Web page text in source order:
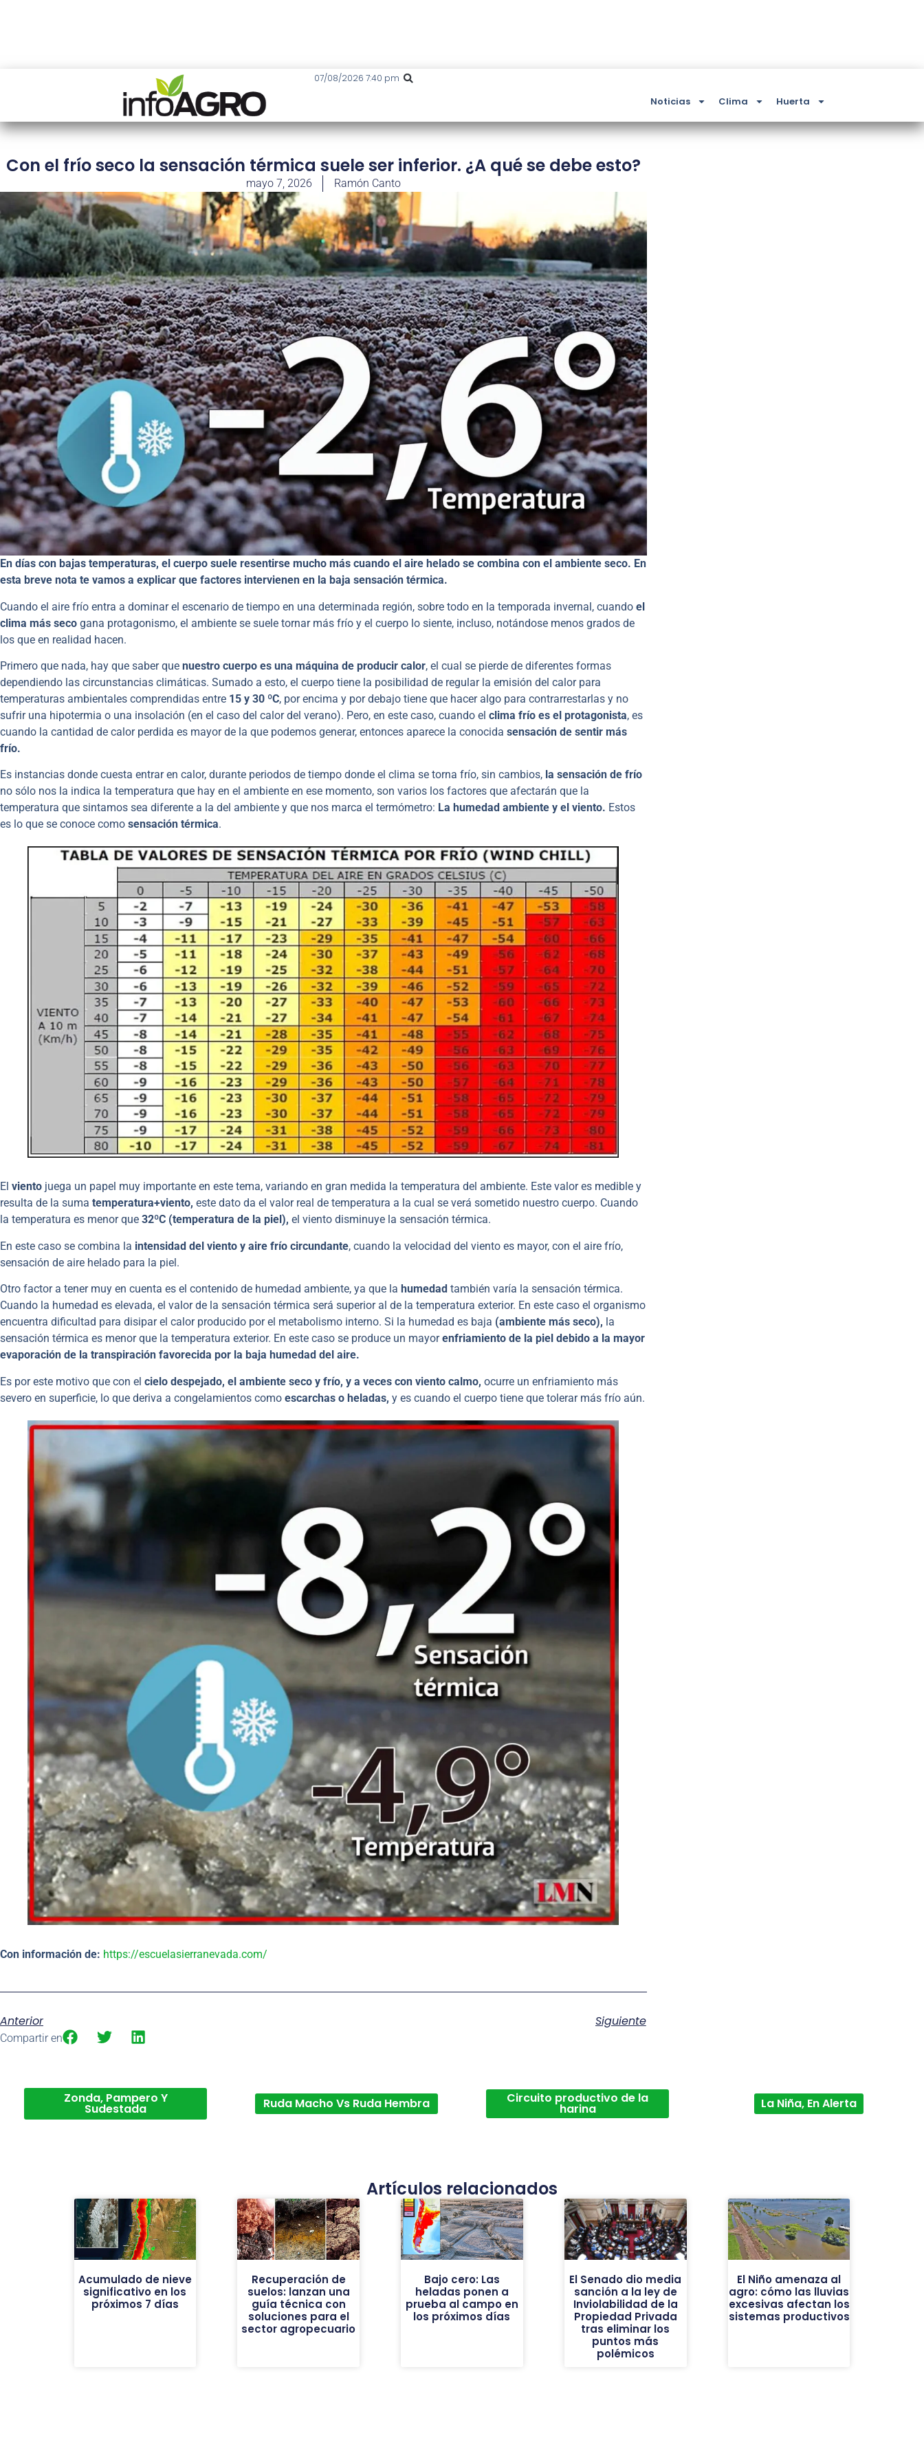
07/08/2026 7:40 pm
Noticias Clima Huerta
Con el frío seco la sensación térmica suele ser inferior. ¿A qué se debe esto?
mayo 7, 2026 Ramón Canto
En días con bajas temperaturas, el cuerpo suele resentirse mucho más cuando el aire helado se combina con el ambiente seco. En
esta breve nota te vamos a explicar que factores intervienen en la baja sensación térmica.
Cuando el aire frío entra a dominar el escenario de tiempo en una determinada región, sobre todo en la temporada invernal, cuando el
clima más seco gana protagonismo, el ambiente se suele tornar más frío y el cuerpo lo siente, incluso, notándose menos grados de
los que en realidad hacen.
Primero que nada, hay que saber que nuestro cuerpo es una máquina de producir calor, el cual se pierde de diferentes formas
dependiendo las circunstancias climáticas. Sumado a esto, el cuerpo tiene la posibilidad de regular la emisión del calor para
temperaturas ambientales comprendidas entre 15 y 30 ºC, por encima y por debajo tiene que hacer algo para contrarrestarlas y no
sufrir una hipotermia o una insolación (en el caso del calor del verano). Pero, en este caso, cuando el clima frío es el protagonista, es
cuando la cantidad de calor perdida es mayor de la que podemos generar, entonces aparece la conocida sensación de sentir más
frío.
Es instancias donde cuesta entrar en calor, durante periodos de tiempo donde el clima se torna frío, sin cambios, la sensación de frío
no sólo nos la indica la temperatura que hay en el ambiente en ese momento, son varios los factores que afectarán que la
temperatura que sintamos sea diferente a la del ambiente y que nos marca el termómetro: La humedad ambiente y el viento. Estos
es lo que se conoce como sensación térmica.
El viento juega un papel muy importante en este tema, variando en gran medida la temperatura del ambiente. Este valor es medible y
resulta de la suma temperatura+viento, este dato da el valor real de temperatura a la cual se verá sometido nuestro cuerpo. Cuando
la temperatura es menor que 32ºC (temperatura de la piel), el viento disminuye la sensación térmica.
En este caso se combina la intensidad del viento y aire frío circundante, cuando la velocidad del viento es mayor, con el aire frío,
sensación de aire helado para la piel.
Otro factor a tener muy en cuenta es el contenido de humedad ambiente, ya que la humedad también varía la sensación térmica.
Cuando la humedad es elevada, el valor de la sensación térmica será superior al de la temperatura exterior. En este caso el organismo
encuentra dificultad para disipar el calor producido por el metabolismo interno. Si la humedad es baja (ambiente más seco), la
sensación térmica es menor que la temperatura exterior. En este caso se produce un mayorenfriamiento de la piel debido a la mayor
evaporación de la transpiración favorecida por la baja humedad del aire.
Es por este motivo que con el cielo despejado, el ambiente seco y frío, y a veces con viento calmo, ocurre un enfriamiento más
severo en superficie, lo que deriva a congelamientos como escarchas o heladas, y es cuando el cuerpo tiene que tolerar más frío aún.
Con información de: https://escuelasierranevada.com/
Anterior Siguiente
Compartir en
Zonda, Pampero Y
Sudestada Ruda Macho Vs Ruda Hembra Circuito productivo de la
harina La Niña, En Alerta
Artículos relacionados
Acumulado de nieve
significativo en los
próximos 7 días
Recuperación de
suelos: lanzan una
guía técnica con
soluciones para el
sector agropecuario
Bajo cero: Las
heladas ponen a
prueba al campo en
los próximos días
El Senado dio media
sanción a la ley de
Inviolabilidad de la
Propiedad Privada
tras eliminar los
puntos más
polémicos
El Niño amenaza al
agro: cómo las lluvias
excesivas afectan los
sistemas productivos